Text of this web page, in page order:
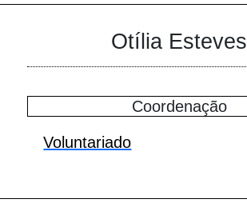
Otília Esteves
Coordenação
Voluntariado